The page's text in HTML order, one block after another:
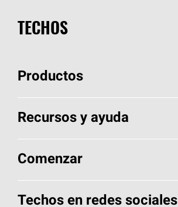
TECHOS
Productos
Elija sus tejas
Encuentre un contratista
Componentes para techos
Recursos y ayuda
Aspectos básicos sobre techos
Herramientas de diseño y color
Comenzar
Llame al 1-800-GET-PINK®
Techos en redes sociales